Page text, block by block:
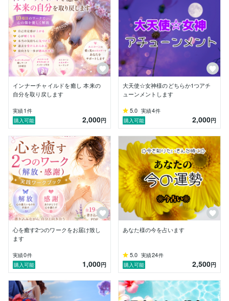
また、何かを決断されます時のきっかけ、背中を押せま
したらと思います。
お役に立てましたら嬉しいです(*˘︶˘*).｡.:*♡
ꕤカード占いで未来への希望のメッセージをお届けいた
しますꕤ
【タロットカード・オラクルカード】より
ꕤエネルギーヒーリング・アチューメントꕤ
【心の浄化・ポジティブヒーリング・プロテクション・
ꕤインナーチャイルド・ヒーリングꕤ
ます】
良い事も悪い事もカードの結果をそのままお伝え致しま
す。
未来は変えられる。気づきと願いを引き寄せられます様
に応援させて頂きます。
または今のお悩みの解決のアドバイスとしてお受け取り
下さい。
ꕤフラワーエッセンス・レメディꕤ
ヒーリング・アチューンメントは、遠隔で行っていま
す。
ご不明な点は、気軽にDMにてお声がけ下さいませ。
インナーチャイルドを癒し 本来の
自分を取り戻します
実績1 件
購入可能
2,000円
大天使☆女神様のどちらか1つアチ
ューンメントします
5.0 実績4件
購入可能
2,000円
心を癒す2つのワークをお届け致し
ます
実績0件
購入可能
1,000円
あなた様の今を占います
5.0 実績24件
購入可能
2,500円